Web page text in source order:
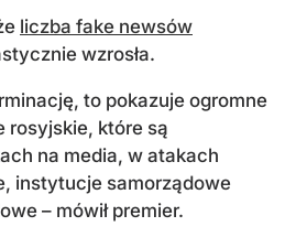
liczba fake newsów
wzrosła.
to pokazuje ogromne
rosyjskie, które są
na media, w atakach
instytucje samorządowe
– mówił premier.